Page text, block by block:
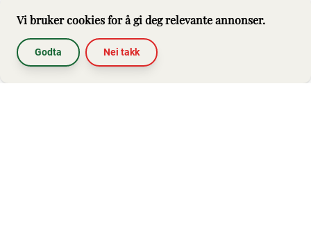
Vi bruker cookies for å gi deg relevante annonser.
Godta Nei takk